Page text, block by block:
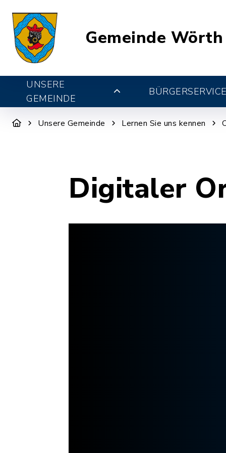
Gemeinde Wörth
UNSERE
GEMEINDE
Unsere Gemeinde Lernen Sie uns kennen
Digitaler